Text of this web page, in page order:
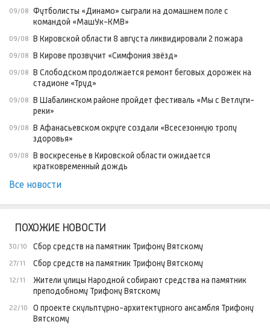
09/08 Футболисты «Динамо» сыграли на домашнем поле с
командой «МашУк-КМВ»
09/08 В Кировской области 8 августа ликвидировали 2 пожара
09/08 В Кирове прозвучит «Симфония звёзд»
09/08 В Слободском продолжается ремонт беговых дорожек на
стадионе «Труд»
09/08 В Шабалинском районе пройдет фестиваль «Мы с Ветлуги-
реки»
09/08 В Афанасьевском округе создали «Всесезонную тропу
здоровья»
09/08 В воскресенье в Кировской области ожидается
кратковременный дождь
Все новости
ПОХОЖИЕ НОВОСТИ
30/10 Сбор средств на памятник Трифону Вятскому
27/11 Сбор средств на памятник Трифону Вятскому
12/11
Жители улицы Народной собирают средства на памятник
преподобному Трифону Вятскому
22/10
О проекте скульптурно-архитектурного ансамбля Трифону
Вятскому